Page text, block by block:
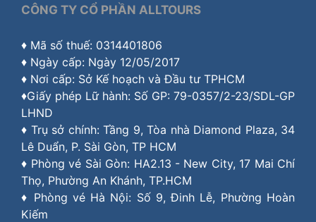
CÔNG TY CỔ PHẦN ALLTOURS
♦ Mã số thuế: 0314401806
♦ Ngày cấp: Ngày 12/05/2017
♦ Nơi cấp: Sở Kế hoạch và Đầu tư TPHCM
♦Giấy phép Lữ hành: Số GP: 79-0357/2-23/SDL-GP
LHND
♦ Trụ sở chính: Tầng 9, Tòa nhà Diamond Plaza, 34
Lê Duẩn, P. Sài Gòn, TP HCM
♦ Phòng vé Sài Gòn: HA2.13 - New City, 17 Mai Chí
Thọ, Phường An Khánh, TP.HCM
♦ Phòng vé Hà Nội: Số 9, Đinh Lễ, Phường Hoàn
Kiếm